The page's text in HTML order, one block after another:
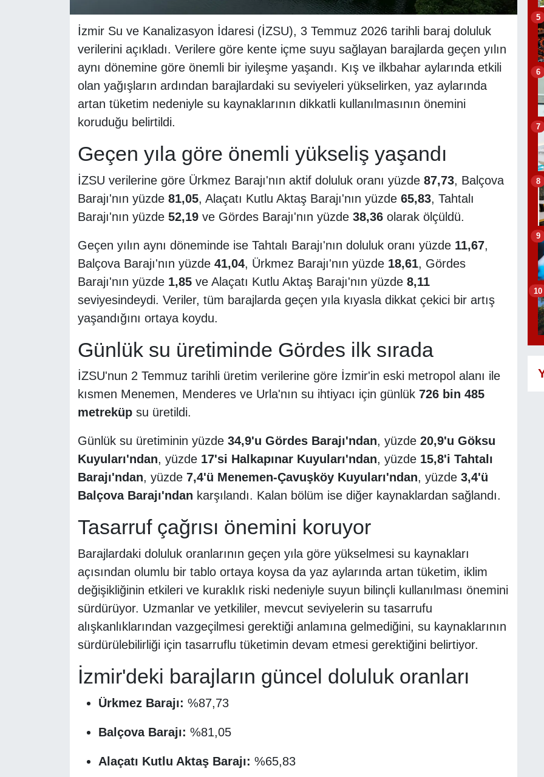
İzmir Su ve Kanalizasyon İdaresi (İZSU), 3 Temmuz 2026 tarihli baraj doluluk
verilerini açıkladı. Verilere göre kente içme suyu sağlayan barajlarda geçen yılın
aynı dönemine göre önemli bir iyileşme yaşandı. Kış ve ilkbahar aylarında etkili
olan yağışların ardından barajlardaki su seviyeleri yükselirken, yaz aylarında
artan tüketim nedeniyle su kaynaklarının dikkatli kullanılmasının önemini
koruduğu belirtildi.
Geçen yıla göre önemli yükseliş yaşandı
İZSU verilerine göre Ürkmez Barajı'nın aktif doluluk oranı yüzde 87,73, Balçova
Barajı'nın yüzde 81,05, Alaçatı Kutlu Aktaş Barajı'nın yüzde 65,83, Tahtalı
Barajı'nın yüzde 52,19ve Gördes Barajı'nın yüzde 38,36olarak ölçüldü.
Geçen yılın aynı döneminde ise Tahtalı Barajı'nın doluluk oranı yüzde 11,67,
Balçova Barajı'nın yüzde 41,04, Ürkmez Barajı'nın yüzde 18,61, Gördes
Barajı'nın yüzde 1,85ve Alaçatı Kutlu Aktaş Barajı'nın yüzde 8,11
seviyesindeydi. Veriler, tüm barajlarda geçen yıla kıyasla dikkat çekici bir artış
yaşandığını ortaya koydu.
Günlük su üretiminde Gördes ilk sırada
İZSU'nun 2 Temmuz tarihli üretim verilerine göre İzmir'in eski metropol alanı ile
kısmen Menemen, Menderes ve Urla'nın su ihtiyacı için günlük 726 bin 485
metreküpsu üretildi.
Günlük su üretiminin yüzde 34,9'u Gördes Barajı'ndan, yüzde 20,9'u Göksu
Kuyuları'ndan, yüzde 17'si Halkapınar Kuyuları'ndan, yüzde 15,8'i Tahtalı
Barajı'ndan, yüzde 7,4'ü Menemen-Çavuşköy Kuyuları'ndan, yüzde 3,4'ü
Balçova Barajı'ndan karşılandı. Kalan bölüm ise diğer kaynaklardan sağlandı.
Tasarruf çağrısı önemini koruyor
Barajlardaki doluluk oranlarının geçen yıla göre yükselmesi su kaynakları
açısından olumlu bir tablo ortaya koysa da yaz aylarında artan tüketim, iklim
değişikliğinin etkileri ve kuraklık riski nedeniyle suyun bilinçli kullanılması önemini
sürdürüyor. Uzmanlar ve yetkililer, mevcut seviyelerin su tasarrufu
alışkanlıklarından vazgeçilmesi gerektiği anlamına gelmediğini, su kaynaklarının
sürdürülebilirliği için tasarruflu tüketimin devam etmesi gerektiğini belirtiyor.
İzmir'deki barajların güncel doluluk oranları
Ürkmez Barajı: %87,73
Balçova Barajı: %81,05
Alaçatı Kutlu Aktaş Barajı: %65,83
5
6
7
8
9
10